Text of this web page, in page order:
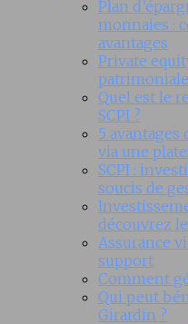
Plan
monnaies :
avantages
Private
Quel est le
SCPI ?
5
via une
SCPI :
soucis de
découvrez
Assurance
support
Comment
Qui peut
Girardin ?